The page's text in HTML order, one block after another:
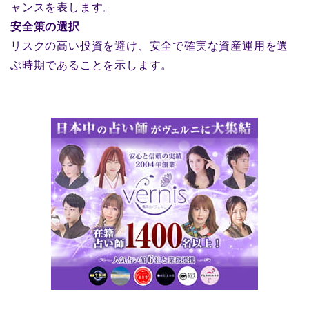
ャンスを表します。
安全策の選択
リスクの高い投資を避け、安全で確実な資産運用を選
ぶ時期であることを示します。